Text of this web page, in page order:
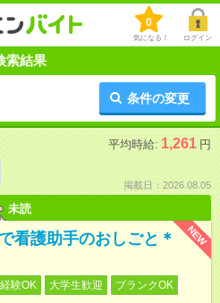
0
気になる！ ログイン
索結果
条件の変更
平均時給: 1,261 円
掲載日：2026.08.05
未読
NEW
看護助手のおしごと＊
験OK 大学生歓迎
ブランクOK